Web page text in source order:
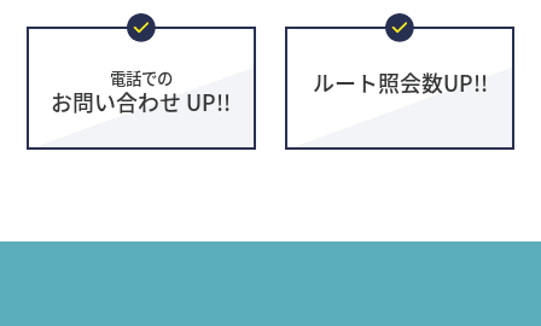
電話での
お問い合わせ UP!!
ルート照会数UP!!